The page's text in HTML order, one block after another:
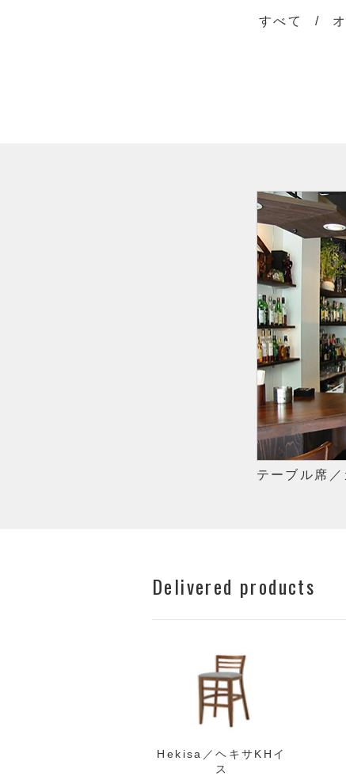
すべて
テーブル席
Delivered products
Hekisa／ヘキサKHイ
ス